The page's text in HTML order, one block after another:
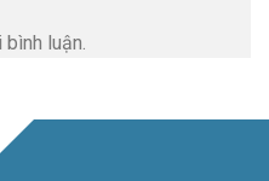
luận.